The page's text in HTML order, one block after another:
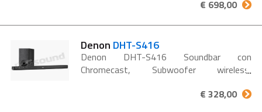
del marchio con un design classico e
€ 698,00
Denon DHT-S416
Denon DHT-S416 Soundbar con
Chromecast, Subwoofer wireless,
Soundbar con Google Chromecast e
€ 328,00